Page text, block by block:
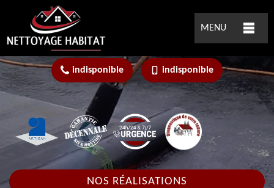
MENU
indisponible indisponible
NOS RÉALISATIONS